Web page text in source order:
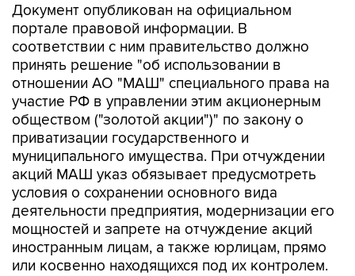
Документ опубликован на официальном
портале правовой информации. В
соответствии с ним правительство должно
принять решение "об использовании в
отношении АО "МАШ" специального права на
участие РФ в управлении этим акционерным
обществом ("золотой акции")" по закону о
приватизации государственного и
муниципального имущества. При отчуждении
акций МАШ указ обязывает предусмотреть
условия о сохранении основного вида
деятельности предприятия, модернизации его
мощностей и запрете на отчуждение акций
иностранным лицам, а также юрлицам, прямо
или косвенно находящихся под их контролем.